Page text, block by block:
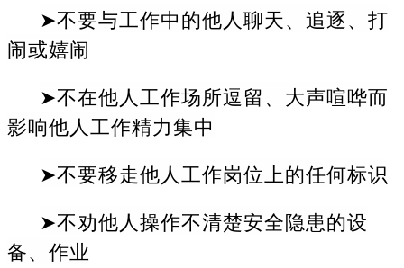
➤不要与工作中的他人聊天、追逐、打
闹或嬉闹
➤不在他人工作场所逗留、大声喧哗而
影响他人工作精力集中
➤不要移走他人工作岗位上的任何标识
➤不劝他人操作不清楚安全隐患的设
备、作业